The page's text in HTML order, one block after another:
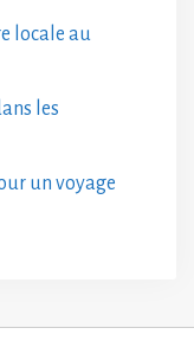
locale au
les
un voyage